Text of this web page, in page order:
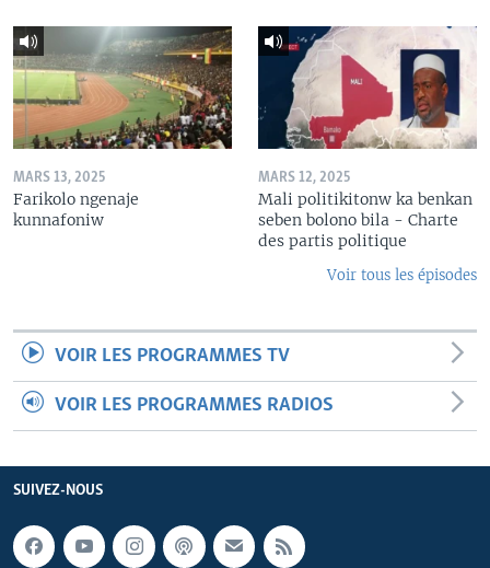
MARS 13, 2025
Farikolo ngenaje
kunnafoniw
MARS 12, 2025
Mali politikitonw ka benkan
seben bolono bila - Charte
des partis politique
Voir tous les épisodes
VOIR LES PROGRAMMES TV
VOIR LES PROGRAMMES RADIOS
SUIVEZ-NOUS